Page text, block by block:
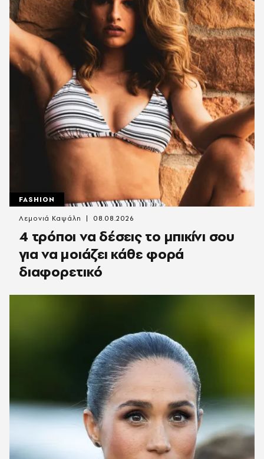
FASHION
4 τρόποι να δέσεις το μπικίνι σου
για να μοιάζει κάθε φορά
διαφορετικό
Λεμονιά Καψάλη 08.08.2026